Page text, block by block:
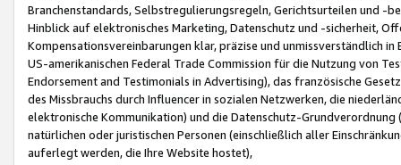
Branchenstandards, Selbstregulierungsregeln, Gerichtsurteilen und -
Hinblick auf elektronisches Marketing, Datenschutz und -sicherheit,
Kompensationsvereinbarungen klar, präzise und unmissverständlich
US-amerikanischen Federal Trade Commission für die Nutzung von
Endorsement and Testimonials in Advertising), das französische
des Missbrauchs durch Influencer in sozialen Netzwerken, die
elektronische Kommunikation) und die Datenschutz-
natürlichen oder juristischen Personen (einschließlich aller
auferlegt werden, die Ihre Website hostet),